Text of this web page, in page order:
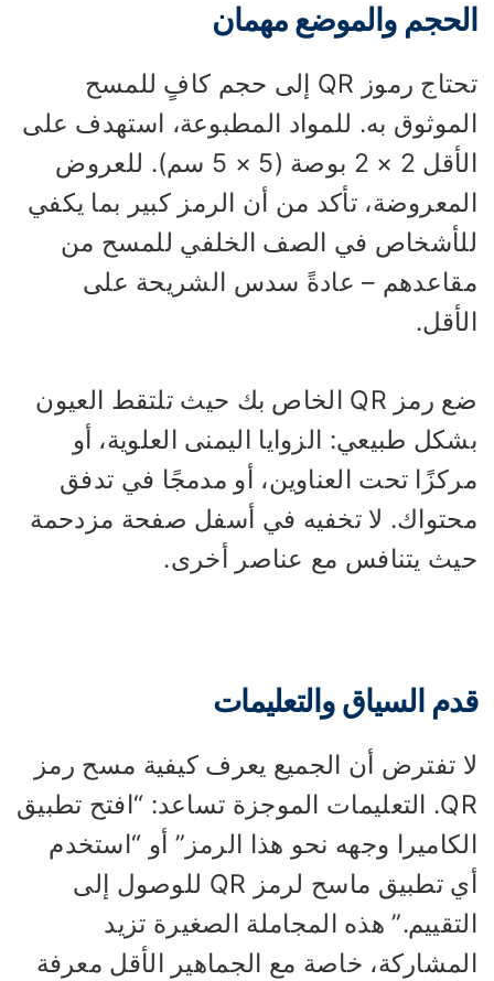
والموضع مهمان
تحتاج رموز QR إلى حجم كافٍ للمسح
به. للمواد المطبوعة، استهدف على
الأقل 2 × 2 بوصة (5 × 5 سم). للعروض
تأكد من أن الرمز كبير بما يكفي
في الصف الخلفي للمسح من
– عادةً سدس الشريحة على
ضع رمز QR الخاص بك حيث تلتقط العيون
طبيعي: الزوايا اليمنى العلوية، أو
تحت العناوين، أو مدمجًا في تدفق
لا تخفيه في أسفل صفحة مزدحمة
يتنافس مع عناصر أخرى.
السياق والتعليمات
تفترض أن الجميع يعرف كيفية مسح رمز
QR. التعليمات الموجزة تساعد: “افتح تطبيق
وجهه نحو هذا الرمز” أو “استخدم
أي تطبيق ماسح لرمز QR للوصول إلى
هذه المجاملة الصغيرة تزيد
خاصة مع الجماهير الأقل معرفة